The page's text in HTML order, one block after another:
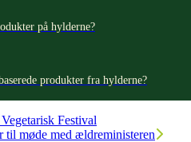
på hylderne?
produkter fra hylderne?
Festival
til møde med ældreministeren